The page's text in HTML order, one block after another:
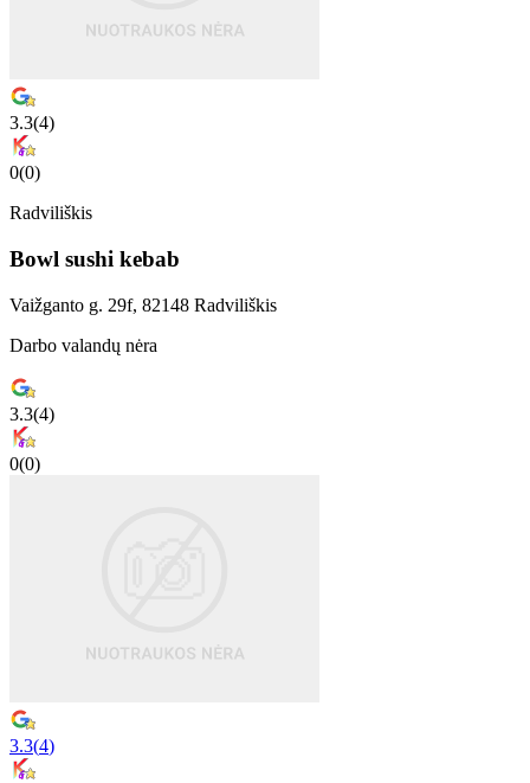
3.3(4)
0(0)
Radviliškis
Bowl sushi kebab
Vaižganto g. 29f, 82148 Radviliškis
Darbo valandų nėra
3.3(4)
0(0)
3.3(4)